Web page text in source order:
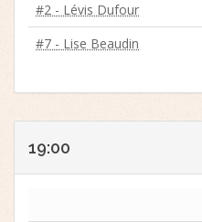
#2 - Lévis Dufour
#7 - Lise Beaudin
19:00